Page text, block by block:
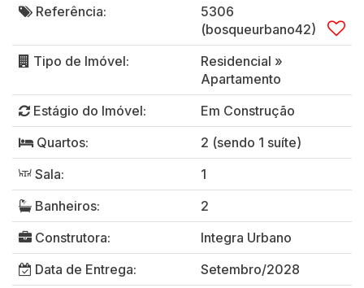
Referência:
5306
(bosqueurbano42)
Tipo de Imóvel:
Residencial »
Apartamento
Estágio do Imóvel:
Em Construção
Quartos:
2 (sendo 1 suíte)
Sala:
1
Banheiros:
2
Construtora:
Integra Urbano
Data de Entrega:
Setembro/2028